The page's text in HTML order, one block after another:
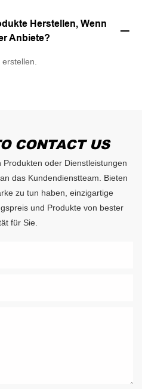
Herstellen, Wenn
Anbiete?
CONTACT US
oder Dienstleistungen
das Kundendienstteam. Bieten
zu tun haben, einzigartige
und Produkte von bester
für Sie.